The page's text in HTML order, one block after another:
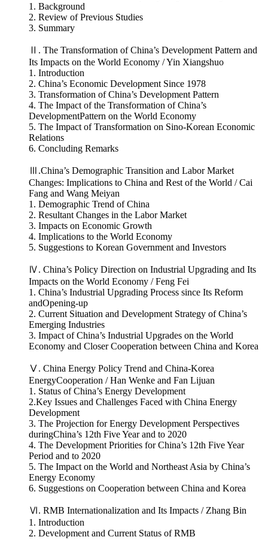
1. Background
2. Review of Previous Studies
3. Summary
Ⅱ. The Transformation of China’s Development Pattern and
Its Impacts on the World Economy / Yin Xiangshuo
1. Introduction
2. China’s Economic Development Since 1978
3. Transformation of China’s Development Pattern
4. The Impact of the Transformation of China’s
DevelopmentPattern on the World Economy
5. The Impact of Transformation on Sino-Korean Economic
Relations
6. Concluding Remarks
Ⅲ.China’s Demographic Transition and Labor Market
Changes: Implications to China and Rest of the World / Cai
Fang and Wang Meiyan
1. Demographic Trend of China
2. Resultant Changes in the Labor Market
3. Impacts on Economic Growth
4. Implications to the World Economy
5. Suggestions to Korean Government and Investors
Ⅳ. China’s Policy Direction on Industrial Upgrading and Its
Impacts on the World Economy / Feng Fei
1. China’s Industrial Upgrading Process since Its Reform
andOpening-up
2. Current Situation and Development Strategy of China’s
Emerging Industries
3. Impact of China’s Industrial Upgrades on the World
Economy and Closer Cooperation between China and Korea
Ⅴ. China Energy Policy Trend and China-Korea
EnergyCooperation / Han Wenke and Fan Lijuan
1. Status of China’s Energy Development
2.Key Issues and Challenges Faced with China Energy
Development
3. The Projection for Energy Development Perspectives
duringChina’s 12th Five Year and to 2020
4. The Development Priorities for China’s 12th Five Year
Period and to 2020
5. The Impact on the World and Northeast Asia by China’s
Energy Economy
6. Suggestions on Cooperation between China and Korea
Ⅵ. RMB Internationalization and Its Impacts / Zhang Bin
1. Introduction
2. Development and Current Status of RMB